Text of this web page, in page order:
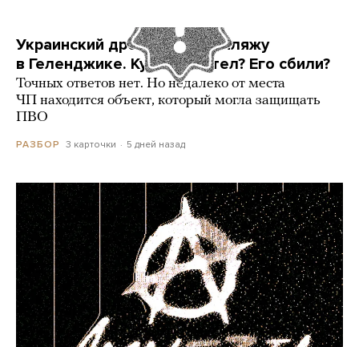
Украинский дрон попал по пляжу
в Геленджике. Куда он летел? Его сбили?
Точных ответов нет. Но недалеко от места
ЧП находится объект, который могла защищать
ПВО
РАЗБОР 3 карточки 5 дней назад